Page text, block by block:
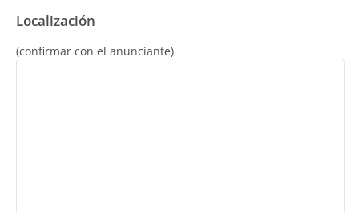
Localización
(confirmar con el anunciante)